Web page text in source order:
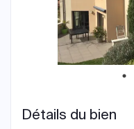
Détails du bien